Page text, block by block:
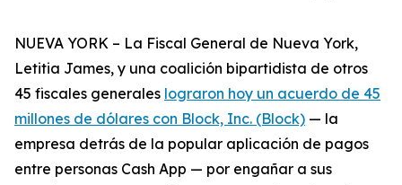
NUEVA YORK – La Fiscal General de Nueva York,
Letitia James, y una coalición bipartidista de otros
45 fiscales generales lograron hoy un acuerdo de 45
millones de dólares con Block, Inc. (Block) — la
empresa detrás de la popular aplicación de pagos
entre personas Cash App — por engañar a sus